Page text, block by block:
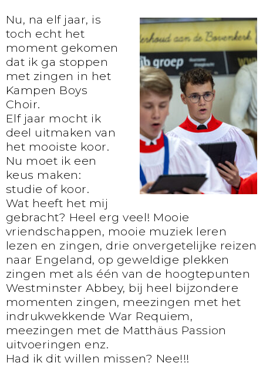
Nu, na elf jaar, is
toch echt het
moment gekomen
dat ik ga stoppen
met zingen in het
Kampen Boys
Choir.
Elf jaar mocht ik
deel uitmaken van
het mooiste koor.
Nu moet ik een
keus maken:
studie of koor.
Wat heeft het mij
gebracht? Heel erg veel! Mooie
vriendschappen, mooie muziek leren
lezen en zingen, drie onvergetelijke reizen
naar Engeland, op geweldige plekken
zingen met als één van de hoogtepunten
Westminster Abbey, bij heel bijzondere
momenten zingen, meezingen met het
indrukwekkende War Requiem,
meezingen met de Matthäus Passion
uitvoeringen enz.
Had ik dit willen missen? Nee!!!